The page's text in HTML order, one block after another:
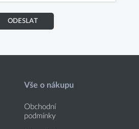
ODESLAT
Vše o nákupu
Obchodní
podmínky